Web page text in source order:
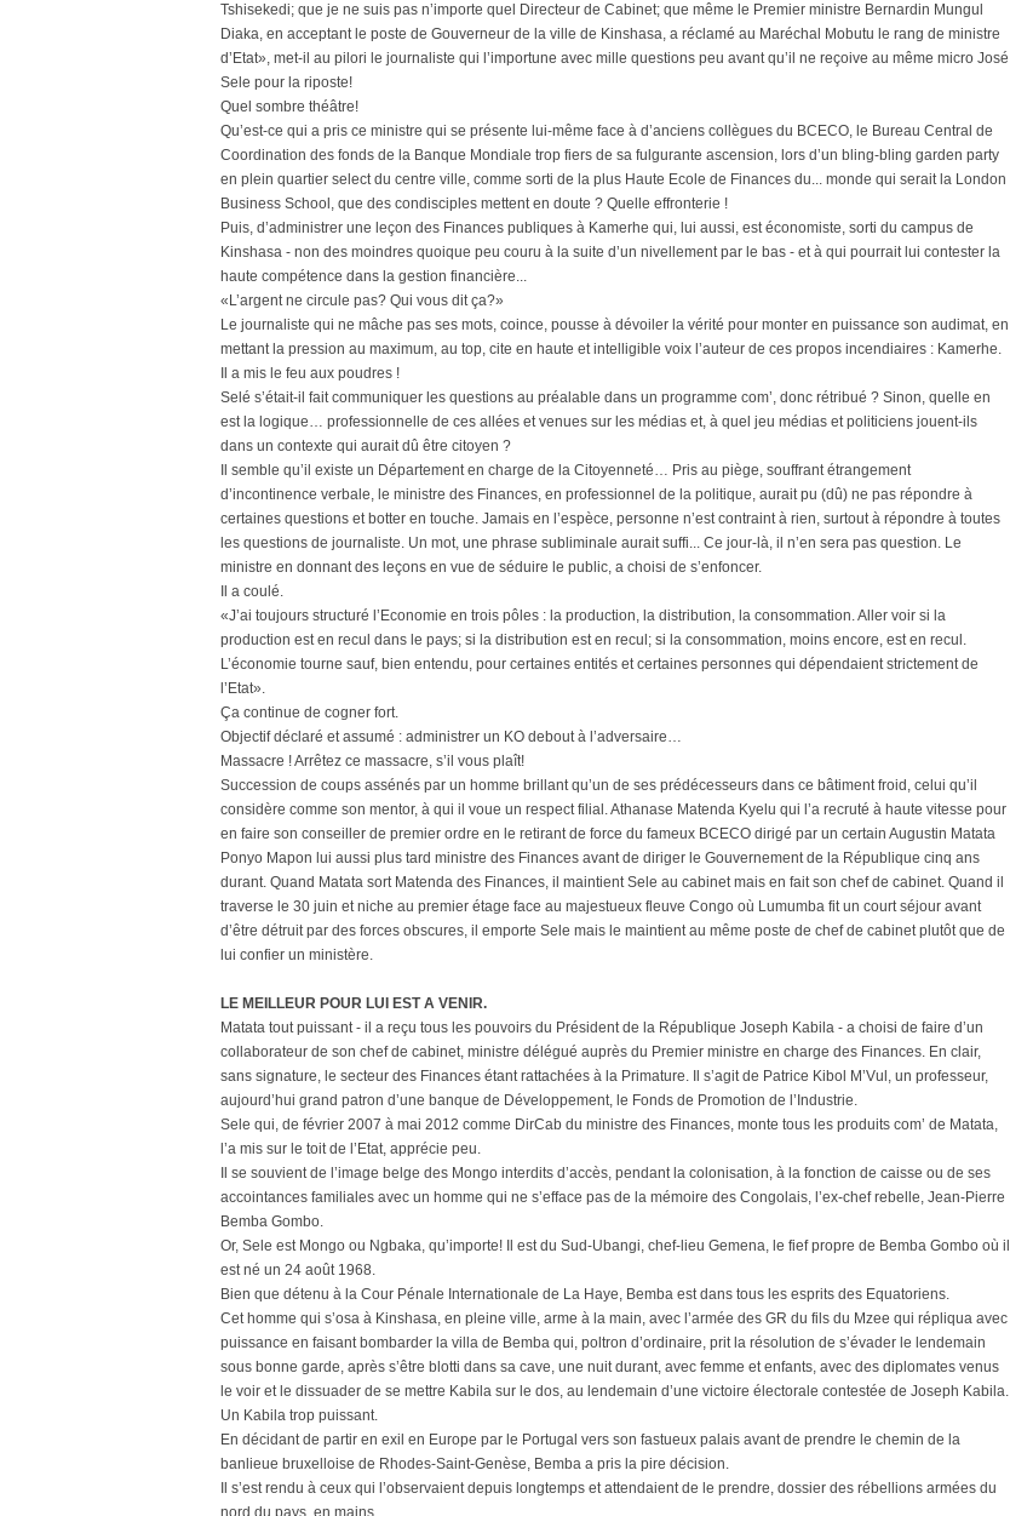
Tshisekedi; que je ne suis pas n’importe quel Directeur de Cabinet; que même le Premier ministre Bernardin Mungul
Diaka, en acceptant le poste de Gouverneur de la ville de Kinshasa, a réclamé au Maréchal Mobutu le rang de ministre
d’Etat», met-il au pilori le journaliste qui l’importune avec mille questions peu avant qu’il ne reçoive au même micro José
Sele pour la riposte!
Quel sombre théâtre!
Qu’est-ce qui a pris ce ministre qui se présente lui-même face à d’anciens collègues du BCECO, le Bureau Central de
Coordination des fonds de la Banque Mondiale trop fiers de sa fulgurante ascension, lors d’un bling-bling garden party
en plein quartier select du centre ville, comme sorti de la plus Haute Ecole de Finances du... monde qui serait la London
Business School, que des condisciples mettent en doute ? Quelle effronterie !
Puis, d’administrer une leçon des Finances publiques à Kamerhe qui, lui aussi, est économiste, sorti du campus de
Kinshasa - non des moindres quoique peu couru à la suite d’un nivellement par le bas - et à qui pourrait lui contester la
haute compétence dans la gestion financière...
«L’argent ne circule pas? Qui vous dit ça?»
Le journaliste qui ne mâche pas ses mots, coince, pousse à dévoiler la vérité pour monter en puissance son audimat, en
mettant la pression au maximum, au top, cite en haute et intelligible voix l’auteur de ces propos incendiaires : Kamerhe.
Il a mis le feu aux poudres !
Selé s’était-il fait communiquer les questions au préalable dans un programme com’, donc rétribué ? Sinon, quelle en
est la logique… professionnelle de ces allées et venues sur les médias et, à quel jeu médias et politiciens jouent-ils
dans un contexte qui aurait dû être citoyen ?
Il semble qu’il existe un Département en charge de la Citoyenneté… Pris au piège, souffrant étrangement
d’incontinence verbale, le ministre des Finances, en professionnel de la politique, aurait pu (dû) ne pas répondre à
certaines questions et botter en touche. Jamais en l’espèce, personne n’est contraint à rien, surtout à répondre à toutes
les questions de journaliste. Un mot, une phrase subliminale aurait suffi... Ce jour-là, il n’en sera pas question. Le
ministre en donnant des leçons en vue de séduire le public, a choisi de s’enfoncer.
Il a coulé.
«J’ai toujours structuré l’Economie en trois pôles : la production, la distribution, la consommation. Aller voir si la
production est en recul dans le pays; si la distribution est en recul; si la consommation, moins encore, est en recul.
L’économie tourne sauf, bien entendu, pour certaines entités et certaines personnes qui dépendaient strictement de
l’Etat».
Ça continue de cogner fort.
Objectif déclaré et assumé : administrer un KO debout à l’adversaire…
Massacre ! Arrêtez ce massacre, s’il vous plaît!
Succession de coups assénés par un homme brillant qu’un de ses prédécesseurs dans ce bâtiment froid, celui qu’il
considère comme son mentor, à qui il voue un respect filial. Athanase Matenda Kyelu qui l’a recruté à haute vitesse pour
en faire son conseiller de premier ordre en le retirant de force du fameux BCECO dirigé par un certain Augustin Matata
Ponyo Mapon lui aussi plus tard ministre des Finances avant de diriger le Gouvernement de la République cinq ans
durant. Quand Matata sort Matenda des Finances, il maintient Sele au cabinet mais en fait son chef de cabinet. Quand il
traverse le 30 juin et niche au premier étage face au majestueux fleuve Congo où Lumumba fit un court séjour avant
d’être détruit par des forces obscures, il emporte Sele mais le maintient au même poste de chef de cabinet plutôt que de
lui confier un ministère.
LE MEILLEUR POUR LUI EST A VENIR.
Matata tout puissant - il a reçu tous les pouvoirs du Président de la République Joseph Kabila - a choisi de faire d’un
collaborateur de son chef de cabinet, ministre délégué auprès du Premier ministre en charge des Finances. En clair,
sans signature, le secteur des Finances étant rattachées à la Primature. Il s’agit de Patrice Kibol M’Vul, un professeur,
aujourd’hui grand patron d’une banque de Développement, le Fonds de Promotion de l’Industrie.
Sele qui, de février 2007 à mai 2012 comme DirCab du ministre des Finances, monte tous les produits com’ de Matata,
l’a mis sur le toit de l’Etat, apprécie peu.
Il se souvient de l’image belge des Mongo interdits d’accès, pendant la colonisation, à la fonction de caisse ou de ses
accointances familiales avec un homme qui ne s’efface pas de la mémoire des Congolais, l’ex-chef rebelle, Jean-Pierre
Bemba Gombo.
Or, Sele est Mongo ou Ngbaka, qu’importe! Il est du Sud-Ubangi, chef-lieu Gemena, le fief propre de Bemba Gombo où il
est né un 24 août 1968.
Bien que détenu à la Cour Pénale Internationale de La Haye, Bemba est dans tous les esprits des Equatoriens.
Cet homme qui s’osa à Kinshasa, en pleine ville, arme à la main, avec l’armée des GR du fils du Mzee qui répliqua avec
puissance en faisant bombarder la villa de Bemba qui, poltron d’ordinaire, prit la résolution de s’évader le lendemain
sous bonne garde, après s’être blotti dans sa cave, une nuit durant, avec femme et enfants, avec des diplomates venus
le voir et le dissuader de se mettre Kabila sur le dos, au lendemain d’une victoire électorale contestée de Joseph Kabila.
Un Kabila trop puissant.
En décidant de partir en exil en Europe par le Portugal vers son fastueux palais avant de prendre le chemin de la
banlieue bruxelloise de Rhodes-Saint-Genèse, Bemba a pris la pire décision.
Il s’est rendu à ceux qui l’observaient depuis longtemps et attendaient de le prendre, dossier des rébellions armées du
nord du pays, en mains.